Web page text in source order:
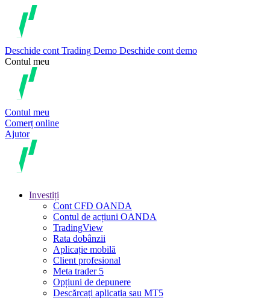
Deschide cont Trading Demo Deschide cont demo
Contul meu
Contul meu
Comerț online
Ajutor
Investiți
Cont CFD OANDA
Contul de acțiuni OANDA
TradingView
Rata dobânzii
Aplicație mobilă
Client profesional
Meta trader 5
Opțiuni de depunere
Descărcați aplicația sau MT5